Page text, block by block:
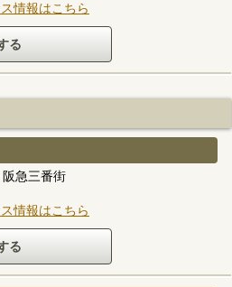
情報はこちら
急三番街
情報はこちら